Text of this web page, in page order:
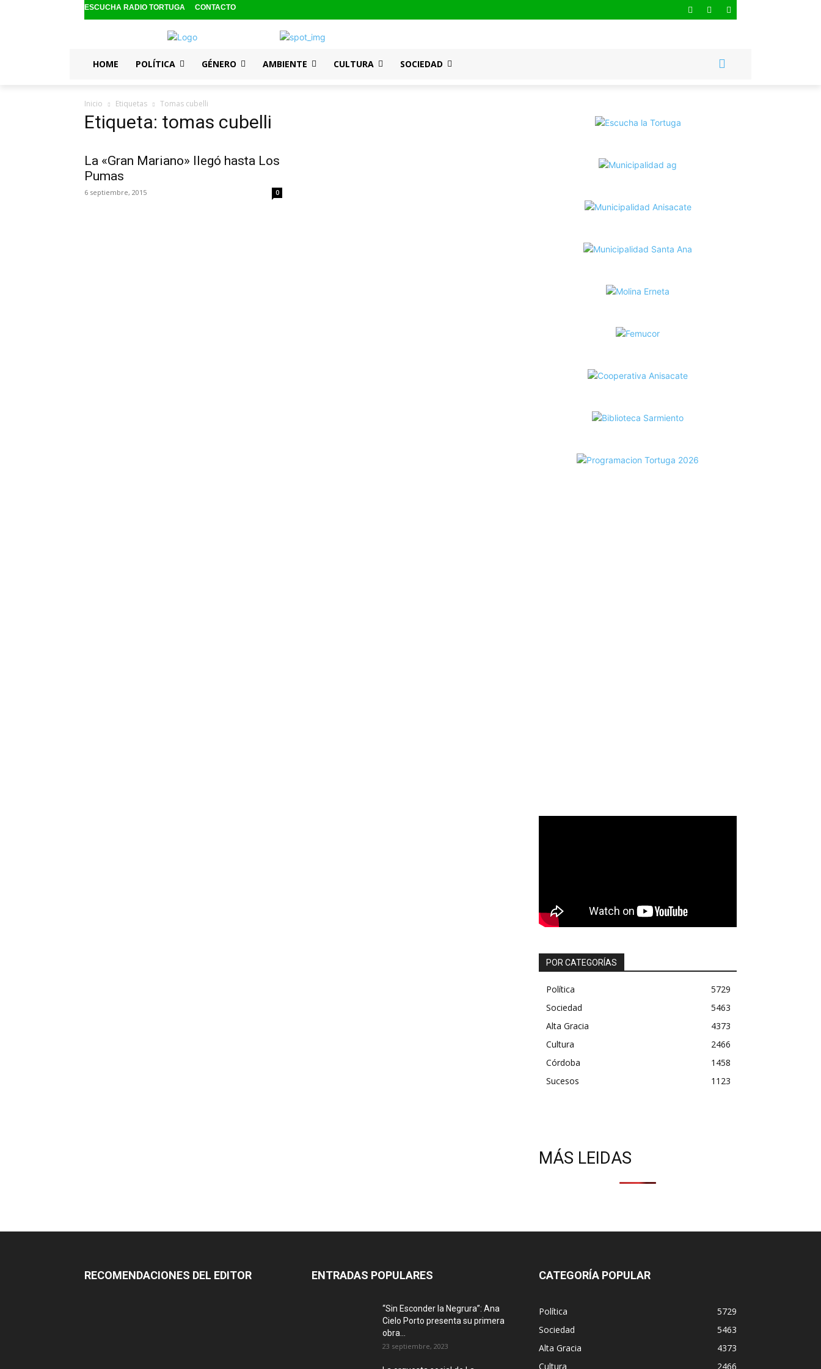
ESCUCHA RADIO TORTUGA CONTACTO
HOME POLÍTICA GÉNERO AMBIENTE CULTURA SOCIEDAD
Inicio Etiquetas Tomas cubelli
Etiqueta: tomas cubelli
La «Gran Mariano» llegó hasta Los
Pumas
6 septiembre, 2015 0
POR CATEGORÍAS
Política
5729
Sociedad
5463
Alta Gracia
4373
Cultura
2466
Córdoba
1458
Sucesos
1123
MÁS LEIDAS
RECOMENDACIONES DEL EDITOR ENTRADAS POPULARES
“Sin Esconder la Negrura”: Ana
Cielo Porto presenta su primera
obra...
23 septiembre, 2023
CATEGORÍA POPULAR
Política
5729
Sociedad
5463
Alta Gracia
4373
Cultura
2466